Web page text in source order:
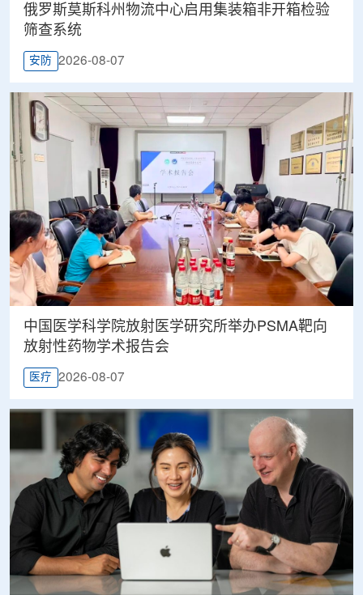
俄罗斯莫斯科州物流中心启用集装箱非开箱检验
筛查系统
安防 2026-08-07
中国医学科学院放射医学研究所举办PSMA靶向
放射性药物学术报告会
医疗 2026-08-07